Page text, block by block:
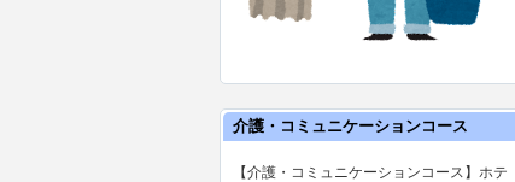
介護・コミュニケーションコース
【介護・コミュニケーションコース】ホテ